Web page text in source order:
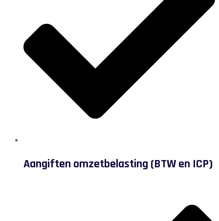
Aangiften omzetbelasting (BTW en ICP)